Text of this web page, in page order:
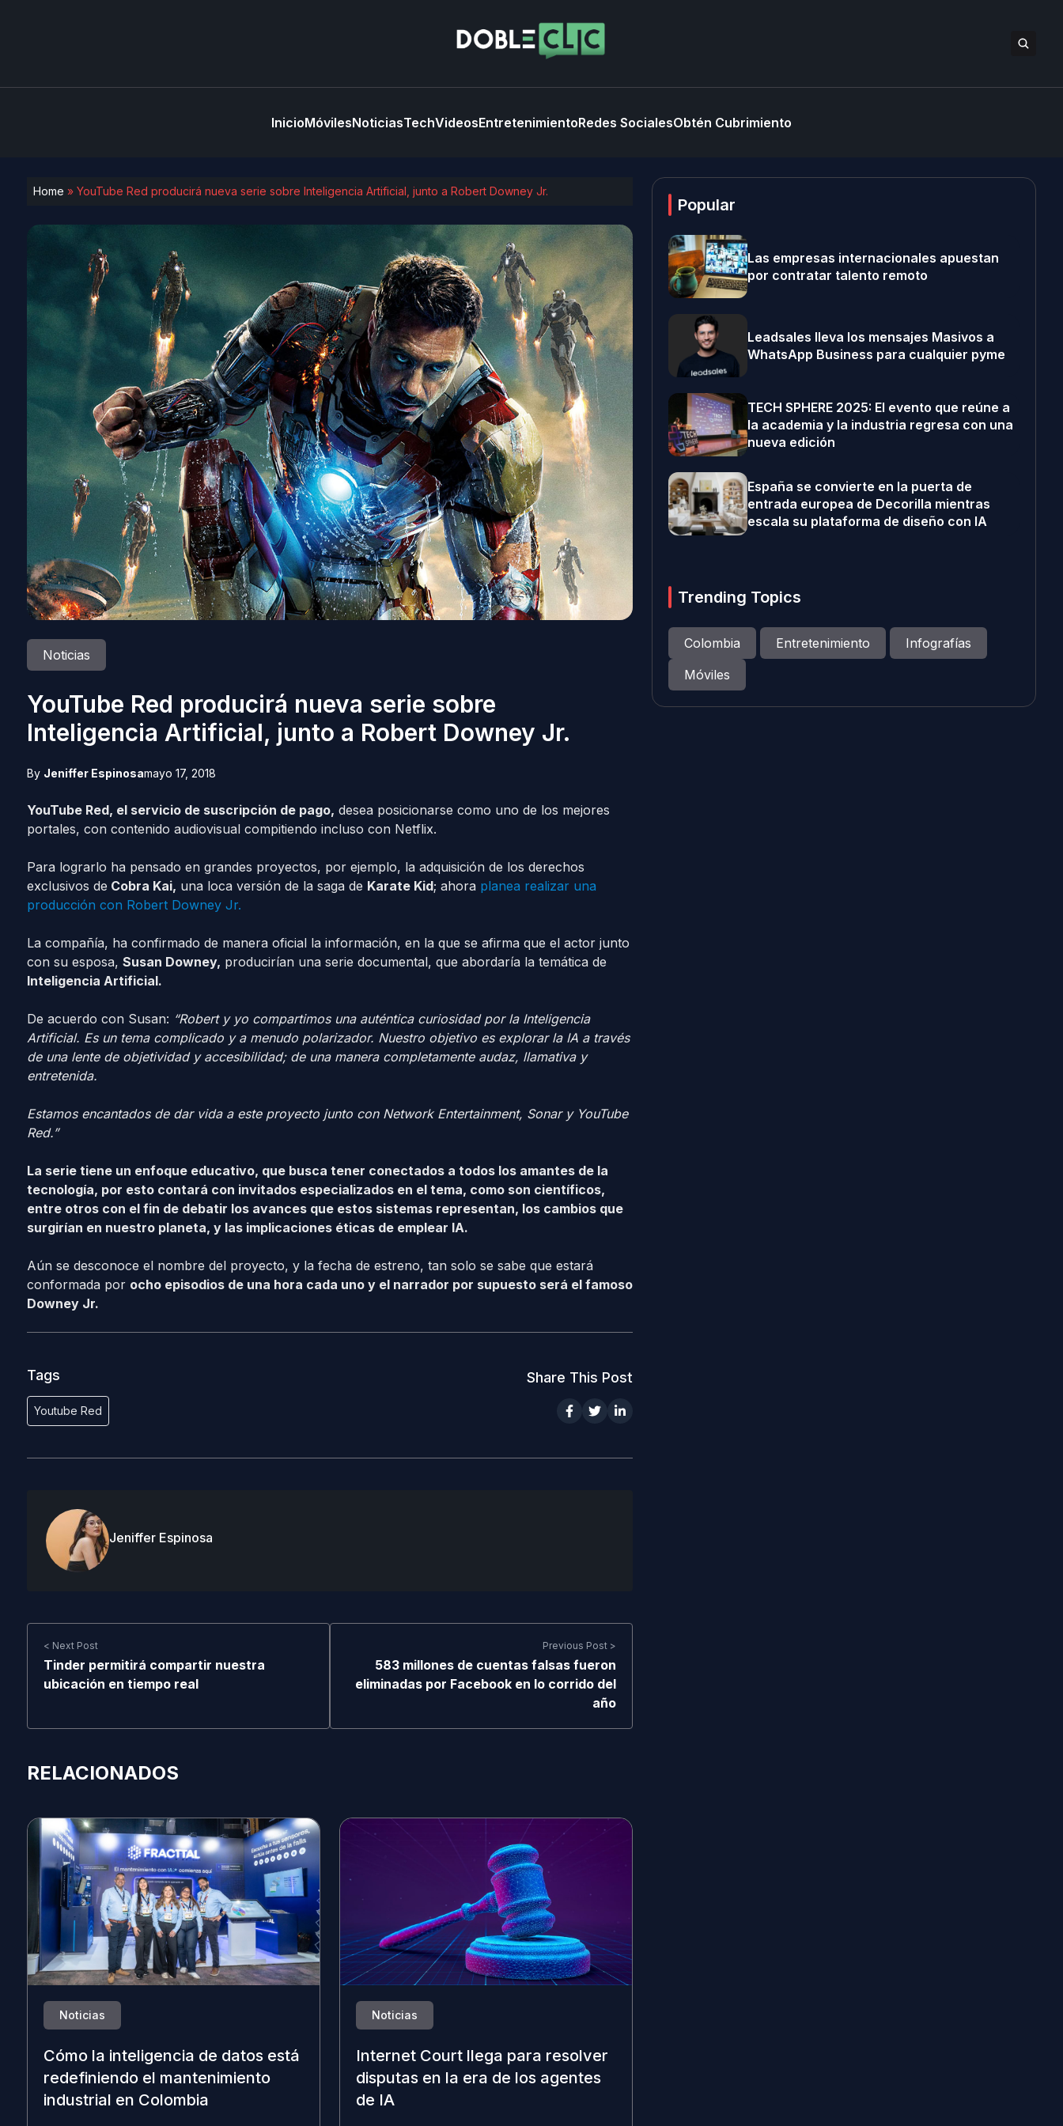
InicioMóvilesNoticiasTechVideosEntretenimientoRedes SocialesObtén Cubrimiento
Home » YouTube Red producirá nueva serie sobre Inteligencia Artificial, junto a Robert Downey Jr.
Noticias
YouTube Red producirá nueva serie sobre
Inteligencia Artificial, junto a Robert Downey Jr.
By Jeniffer Espinosamayo 17, 2018
YouTube Red, el servicio de suscripción de pago, desea posicionarse como uno de los mejores
portales, con contenido audiovisual compitiendo incluso con Netflix.
Para lograrlo ha pensado en grandes proyectos, por ejemplo, la adquisición de los derechos
exclusivos de Cobra Kai, una loca versión de la saga de Karate Kid; ahora planea realizar una
producción con Robert Downey Jr.
La compañía, ha confirmado de manera oficial la información, en la que se afirma que el actor junto
con su esposa, Susan Downey, producirían una serie documental, que abordaría la temática de
Inteligencia Artificial.
De acuerdo con Susan: “Robert y yo compartimos una auténtica curiosidad por la Inteligencia
Artificial. Es un tema complicado y a menudo polarizador. Nuestro objetivo es explorar la IA a través
de una lente de objetividad y accesibilidad; de una manera completamente audaz, llamativa y
entretenida.
Estamos encantados de dar vida a este proyecto junto con Network Entertainment, Sonar y YouTube
Red.”
La serie tiene un enfoque educativo, que busca tener conectados a todos los amantes de la
tecnología, por esto contará con invitados especializados en el tema, como son científicos,
entre otros con el fin de debatir los avances que estos sistemas representan, los cambios que
surgirían en nuestro planeta, y las implicaciones éticas de emplear IA.
Aún se desconoce el nombre del proyecto, y la fecha de estreno, tan solo se sabe que estará
conformada por ocho episodios de una hora cada uno y el narrador por supuesto será el famoso
Downey Jr.
Tags
Youtube Red
Share This Post
Jeniffer Espinosa
< Next Post
Tinder permitirá compartir nuestra
ubicación en tiempo real
Previous Post >
583 millones de cuentas falsas fueron
eliminadas por Facebook en lo corrido del
año
RELACIONADOS
Noticias
Cómo la inteligencia de datos está
redefiniendo el mantenimiento
industrial en Colombia
Noticias
Internet Court llega para resolver
disputas en la era de los agentes
de IA
Popular
Las empresas internacionales apuestan
por contratar talento remoto
Leadsales lleva los mensajes Masivos a
WhatsApp Business para cualquier pyme
TECH SPHERE 2025: El evento que reúne a
la academia y la industria regresa con una
nueva edición
España se convierte en la puerta de
entrada europea de Decorilla mientras
escala su plataforma de diseño con IA
Trending Topics
Colombia Entretenimiento
Infografías
Móviles